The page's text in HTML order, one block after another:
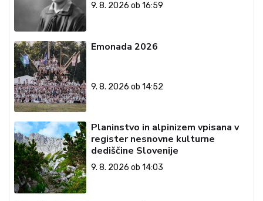
9. 8. 2026 ob 16:59
Emonada 2026
9. 8. 2026 ob 14:52
Planinstvo in alpinizem vpisana v
register nesnovne kulturne
dediščine Slovenije
9. 8. 2026 ob 14:03